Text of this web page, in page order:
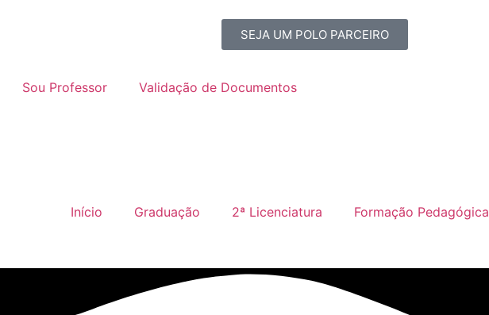
SEJA UM POLO PARCEIRO
Sou Professor Validação de Documentos
Início Graduação 2ª Licenciatura Formação Pedagógica